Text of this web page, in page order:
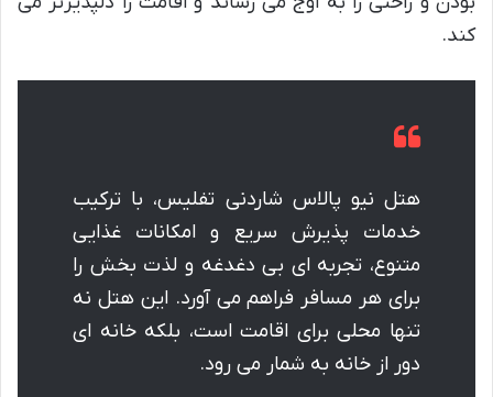
کند.
هتل نیو پالاس شاردنی تفلیس، با ترکیب
خدمات پذیرش سریع و امکانات غذایی
متنوع، تجربه ای بی دغدغه و لذت بخش را
برای هر مسافر فراهم می آورد. این هتل نه
تنها محلی برای اقامت است، بلکه خانه ای
دور از خانه به شمار می رود.